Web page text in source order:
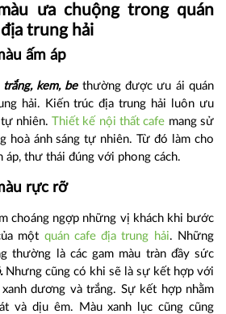
ưa chuộng trong quán
trung hải
ấm áp
trắng, kem, bethường được ưu ái quán
hải. Kiến trúc địa trung hải luôn ưu
tự nhiên.Thiết kế nội thất cafe mang sử
hoà ánh sáng tự nhiên. Từ đó làm cho
áp, thư thái đúng với phong cách.
rực rỡ
ngợp những vị khách khi bước
một quán cafe địa trung hải. Những
thường là các gam màu tràn đầy sức
Nhưng cũng có khi sẽ là sự kết hợp với
dương và trắng. Sự kết hợp nhằm
và dịu êm. Màu xanh lục cũng cũng